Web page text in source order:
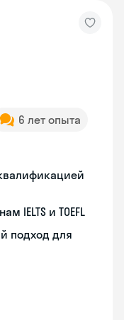
6 лет опыта
IELTS и TOEFL
подход для